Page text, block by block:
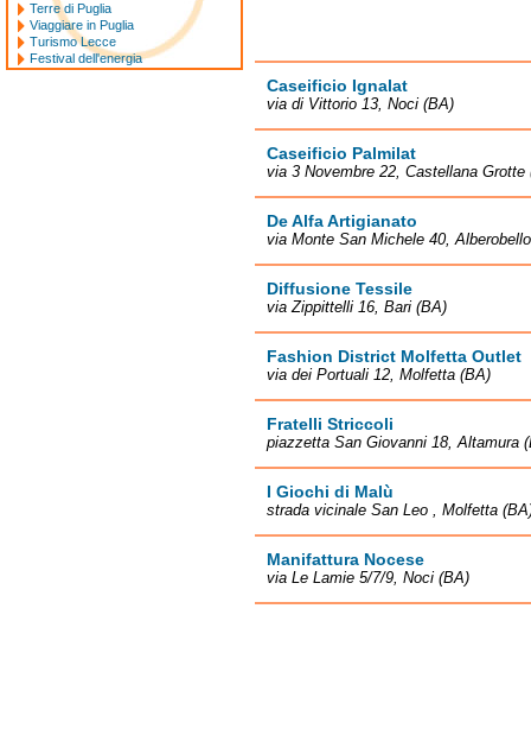
Caseificio Ignalat
via di Vittorio 13, Noci (BA)
Caseificio Palmilat
via 3 Novembre 22, Castellana Grotte
De Alfa Artigianato
via Monte San Michele 40,
Diffusione Tessile
via Zippittelli 16, Bari (BA)
Fashion District Molfetta Outlet
via dei Portuali 12, Molfetta (BA)
Fratelli Striccoli
piazzetta San Giovanni 18, Altamura
I Giochi di Malù
strada vicinale San Leo , Molfetta
Manifattura Nocese
via Le Lamie 5/7/9, Noci (BA)
Terre di Puglia
Viaggiare in Puglia
Turismo Lecce
Festival dell'energia